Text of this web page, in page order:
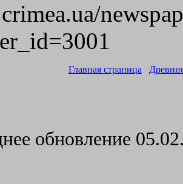
Главная страница
обновление